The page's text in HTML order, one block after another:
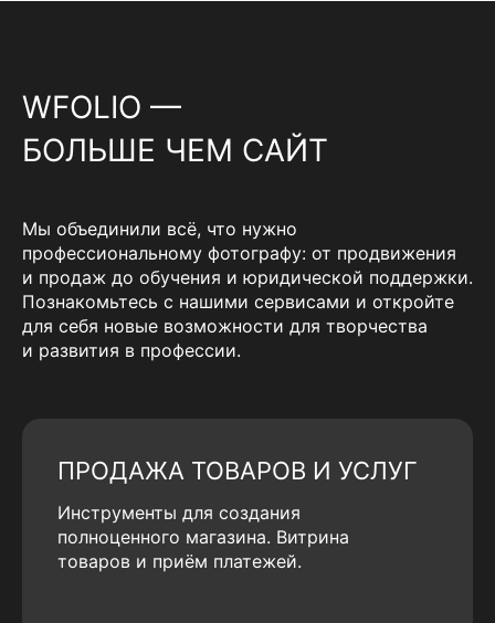
WFOLIO —
БОЛЬШЕ ЧЕМ САЙТ
Мы объединили всё, что нужно
профессиональному фотографу: от продвижения
и продаж до обучения и юридической поддержки.
Познакомьтесь с нашими сервисами и откройте
для себя новые возможности для творчества
и развития в профессии.
ПРОДАЖА ТОВАРОВ И УСЛУГ
Инструменты для создания
полноценного магазина. Витрина
товаров и приём платежей.